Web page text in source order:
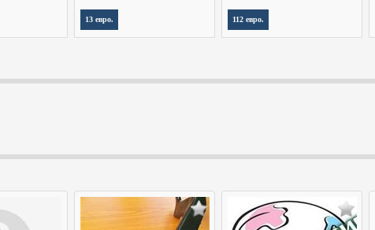
13 евро. 112 евро.